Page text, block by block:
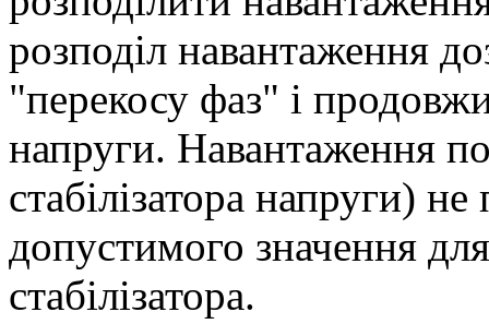
розподіл навантаження
"перекосу фаз" і
напруги. Навантаження
стабілізатора напруги)
допустимого значення
стабілізатора.